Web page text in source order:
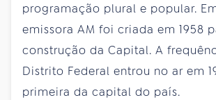
programação plural e popular.
emissora AM foi criada em 1958
construção da Capital. A
Distrito Federal entrou no ar em
primeira da capital do país.